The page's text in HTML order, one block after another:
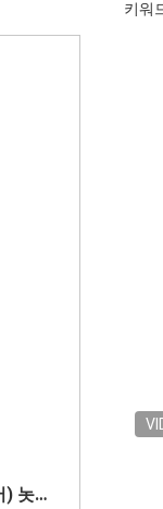
CNC (컴퓨터에 의한 수치제어) 놋쇠로 만든 부분
키워